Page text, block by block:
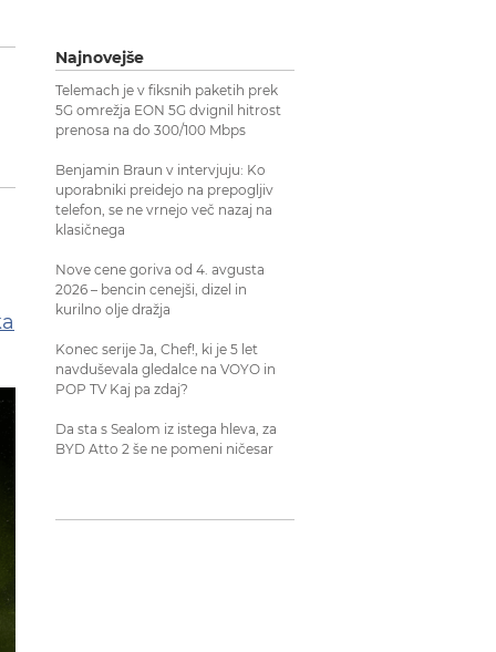
Najnovejše
Telemach je v fiksnih paketih prek
5G omrežja EON 5G dvignil hitrost
prenosa na do 300/100 Mbps
Benjamin Braun v intervjuju: Ko
uporabniki preidejo na prepogljiv
telefon, se ne vrnejo več nazaj na
klasičnega
Nove cene goriva od 4. avgusta
2026 – bencin cenejši, dizel in
kurilno olje dražja
Konec serije Ja, Chef!, ki je 5 let
navduševala gledalce na VOYO in
POP TV Kaj pa zdaj?
Da sta s Sealom iz istega hleva, za
BYD Atto 2 še ne pomeni ničesar